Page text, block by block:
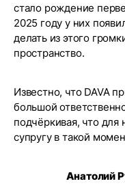
стало рождение
2025 году у них
делать из этого
пространство.
Известно, что DAVA
большой
подчёркивая, что
супругу в такой
Анатолий